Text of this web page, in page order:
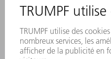
INSCRIPTION À LA NEWSLETTER
MYTRUMPF
PRODUITS
MACHINES & SYSTÈMES
LASER